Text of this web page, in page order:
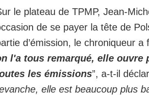
le plateau de TPMP, Jean-
de se payer la tête de
d’émission, le chroniqueur a
l'a tous remarqué, elle ouvre
les émissions”, a-t-il
elle est beaucoup plus